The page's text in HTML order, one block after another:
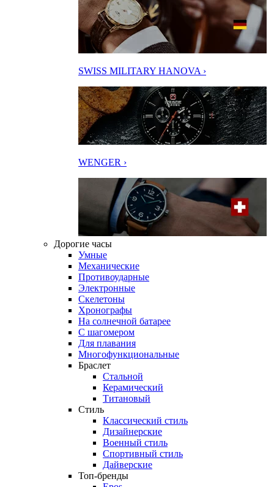
SWISS MILITARY HANOVA ›
WENGER ›
Дорогие часы
Умные
Механические
Противоударные
Электронные
Скелетоны
Хронографы
На солнечной батарее
С шагомером
Для плавания
Многофункциональные
Браслет
Стальной
Керамический
Титановый
Стиль
Классический стиль
Дизайнерские
Военный стиль
Спортивный стиль
Дайверские
Топ-бренды